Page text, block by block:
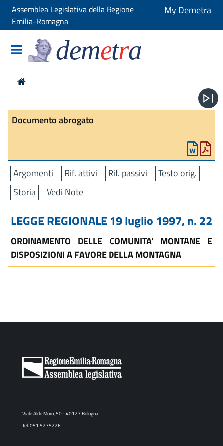
Assemblea Legislativa della Regione
Emilia-Romagna
My Demetra
demetra
Documento abrogato
Argomenti Rif. attivi Rif. passivi
Testo orig.
Storia
Vedi Note
LEGGE REGIONALE 19 luglio 1997, n. 22
ORDINAMENTO DELLE COMUNITA' MONTANE E
DISPOSIZIONI A FAVORE DELLA MONTAGNA
Viale Aldo Moro, 50 - 40127 Bologna
Tel. 051 5275226